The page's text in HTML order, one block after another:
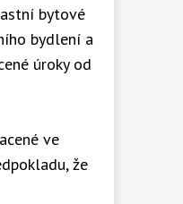
bytové
bydlení a
úroky od
ve
že